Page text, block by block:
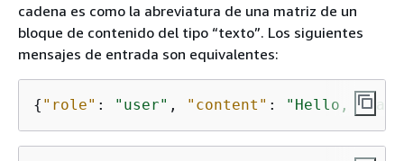
cadena es como la abreviatura de una matriz de un
bloque de contenido del tipo “texto”. Los siguientes
mensajes de entrada son equivalentes:
{ "role" : "user" , "content" : "Hello,